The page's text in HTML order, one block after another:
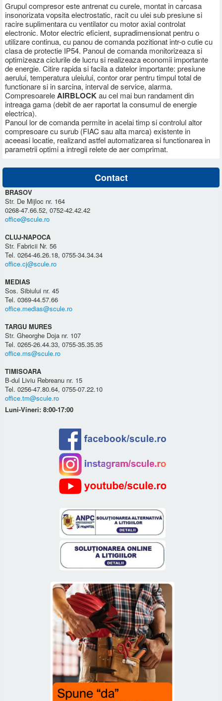
Grupul compresor este antrenat cu curele, montat in carcasa
insonorizata vopsita electrostatic, racit cu ulei sub presiune si
racire suplimentara cu ventilator cu motor axial controlat
electronic. Motor electric eficient, supradimensionat pentru o
utilizare continua, cu panou de comanda pozitionat intr-o cutie cu
clasa de protectie IP54. Panoul de comanda monitorizeaza si
optimizeaza ciclurile de lucru si realizeaza economii importante
de energie. Citire rapida si facila a datelor importante: presiune
aerului, temperatura uleiului, contor orar pentru timpul total de
functionare si in sarcina, interval de service, alarma.
CompresoareleAIRBLOCKau cel mai bun randament din
intreaga gama (debit de aer raportat la consumul de energie
electrica).
Panoul lor de comanda permite in acelai timp si controlul altor
compresoare cu surub (FIAC sau alta marca) existente in
aceeasi locatie, realizand astfel automatizarea si functionarea in
parametrii optimi a intregii relete de aer comprimat.
Contact
BRASOV
Str. De Mijloc nr. 164
0268-47.66.52, 0752-42.42.42
office@scule.ro
CLUJ-NAPOCA
Str. Fabricii Nr. 56
Tel. 0264-46.26.18, 0755-34.34.34
office.cj@scule.ro
MEDIAS
Sos. Sibiului nr. 45
Tel. 0369-44.57.66
office.medias@scule.ro
TARGU MURES
Str. Gheorghe Doja nr. 107
Tel. 0265-26.44.33, 0755-35.35.35
office.ms@scule.ro
TIMISOARA
B-dul Liviu Rebreanu nr. 15
Tel. 0256-47.80.64, 0755-07.22.10
office.tm@scule.ro
Luni-Vineri: 8:00-17:00